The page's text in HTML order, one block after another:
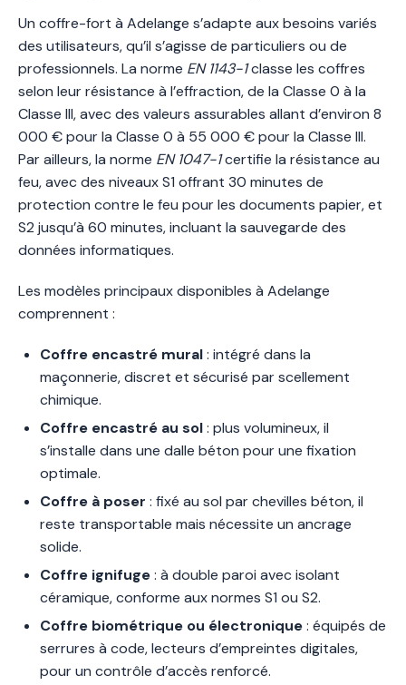
Un coffre-fort à Adelange s’adapte aux besoins variés
des utilisateurs, qu’il s’agisse de particuliers ou de
professionnels. La norme EN 1143-1classe les coffres
selon leur résistance à l’effraction, de la Classe 0 à la
Classe III, avec des valeurs assurables allant d’environ 8
000 € pour la Classe 0 à 55 000 € pour la Classe III.
Par ailleurs, la norme EN 1047-1certifie la résistance au
feu, avec des niveaux S1 offrant 30 minutes de
protection contre le feu pour les documents papier, et
S2 jusqu’à 60 minutes, incluant la sauvegarde des
données informatiques.
Les modèles principaux disponibles à Adelange
comprennent :
Coffre encastré mural: intégré dans la
maçonnerie, discret et sécurisé par scellement
chimique.
Coffre encastré au sol: plus volumineux, il
s’installe dans une dalle béton pour une fixation
optimale.
Coffre à poser : fixé au sol par chevilles béton, il
reste transportable mais nécessite un ancrage
solide.
Coffre ignifuge: à double paroi avec isolant
céramique, conforme aux normes S1 ou S2.
Coffre biométrique ou électronique: équipés de
serrures à code, lecteurs d’empreintes digitales,
pour un contrôle d’accès renforcé.